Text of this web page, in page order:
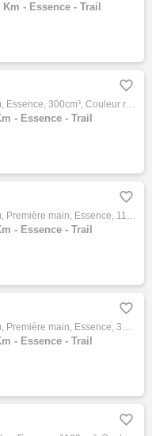
Km - Essence - Trail

Crf, 01/2025, 838 km, Essence, 300cm³, Couleur rouge, 5190 € Equipements : BIKE PARC 28 VOUS PROPOSE UNE CRF 300L EN BON ETAT ENTRETIEN A J…
- Essence - Trail

Crf, 07/2026, 501 km, Première main, Essence, 1100cm³, Couleur rouge, 14199 € Equipements : Assurance sur place,Financement & Assurance pos…
- Essence - Trail

Crf, 03/2025, 917 km, Première main, Essence, 300cm³, 4990 € Equipements : Assurance sur place,Démarches administratives sur place,Essai su…
- Essence - Trail
